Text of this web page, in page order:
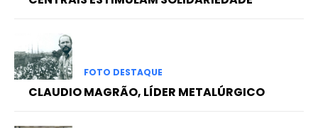
FOTO DESTAQUE
CLAUDIO MAGRÃO, LÍDER METALÚRGICO